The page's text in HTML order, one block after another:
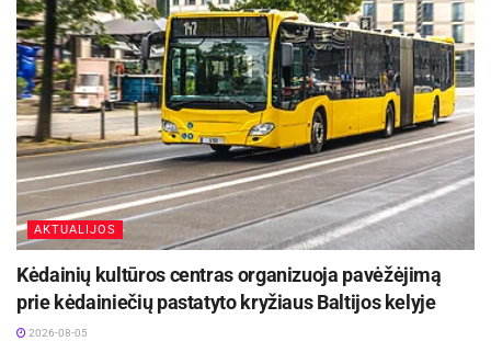
AKTUALIJOS
Kėdainių kultūros centras organizuoja pavėžėjimą
prie kėdainiečių pastatyto kryžiaus Baltijos kelyje
2026-08-05